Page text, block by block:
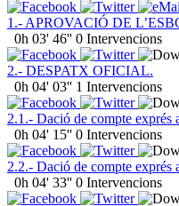
1.- APROVACIÓ DE
0h 03' 46'' 0 Intervencions
2.- DESPATX OFICIAL.
0h 04' 03'' 1 Intervencions
2.1.- Dació de compte
0h 04' 15'' 0 Intervencions
2.2.- Dació de compte exprés
0h 04' 33'' 0 Intervencions